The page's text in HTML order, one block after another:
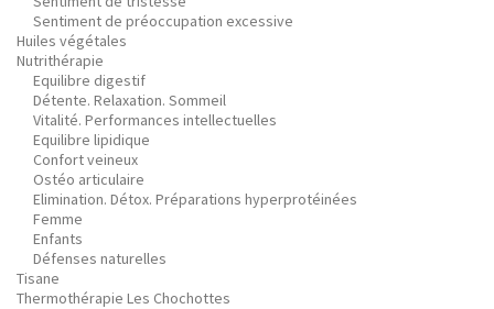
Sentiment de préoccupation excessive
Huiles végétales
Nutrithérapie
Equilibre digestif
Détente. Relaxation. Sommeil
Vitalité. Performances intellectuelles
Equilibre lipidique
Confort veineux
Ostéo articulaire
Elimination. Détox. Préparations hyperprotéinées
Femme
Enfants
Défenses naturelles
Tisane
Thermothérapie Les Chochottes